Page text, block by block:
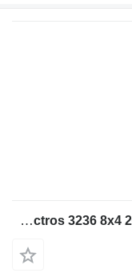
Mercedes-Benz Actros 3236 8x4 20 unıt 12 m3 concrete mixer for sale